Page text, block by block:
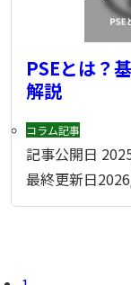
PSEとは？
解説
コラム記事
記事公開日
最終更新日